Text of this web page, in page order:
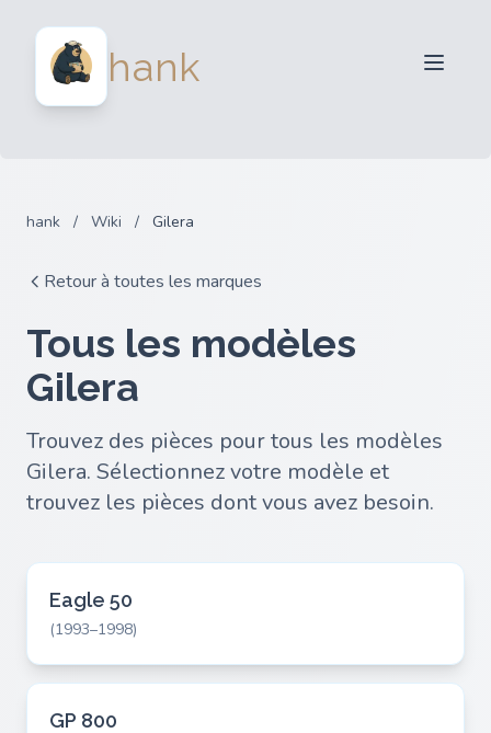
hank
hank / Wiki / Gilera
Retour à toutes les marques
Tous les modèles
Gilera
Trouvez des pièces pour tous les modèles
Gilera. Sélectionnez votre modèle et
trouvez les pièces dont vous avez besoin.
Eagle 50
(1993–1998)
GP 800